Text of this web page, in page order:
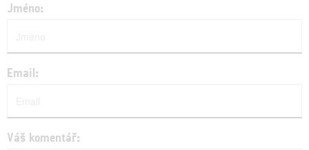
Jméno:
Email:
Váš komentář: